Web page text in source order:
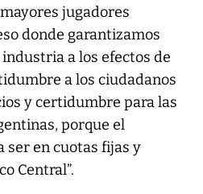
jugadores
donde garantizamos
a los efectos de
a los ciudadanos
y certidumbre para las
porque el
ser en cuotas fijas y
Central”.